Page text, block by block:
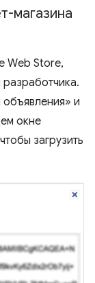
магазина
Web Store,
и
окне
загрузить